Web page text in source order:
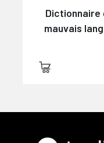
Dictionnaire
mauvais
vicieuses